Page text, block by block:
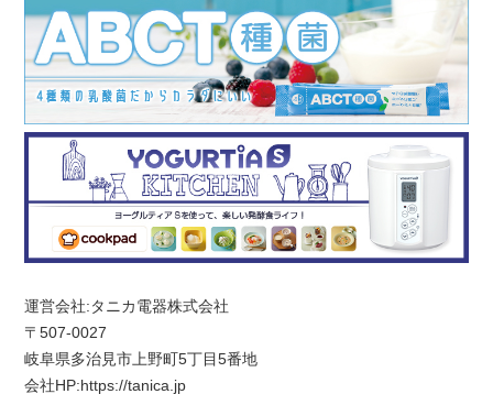
運営会社:タニカ電器株式会社
〒507-0027
岐阜県多治見市上野町5丁目5番地
会社HP:https://tanica.jp